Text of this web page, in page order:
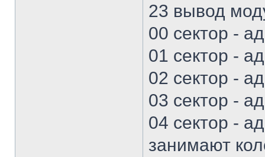
23 вывод
00 сектор -
01 сектор -
02 сектор -
03 сектор -
04 сектор -
занимают